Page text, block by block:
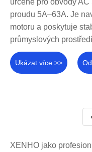
proudu 5A–63A. Je
motoru a poskytuje
průmyslových
Ukázat více >>
XENHO jako